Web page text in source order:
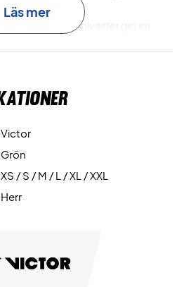
i 100 % polyester ger en
Victor J-50606 Jacket June Bug
Läs mer
Victor
Grön
XS / S / M / L / XL / XXL
Herr